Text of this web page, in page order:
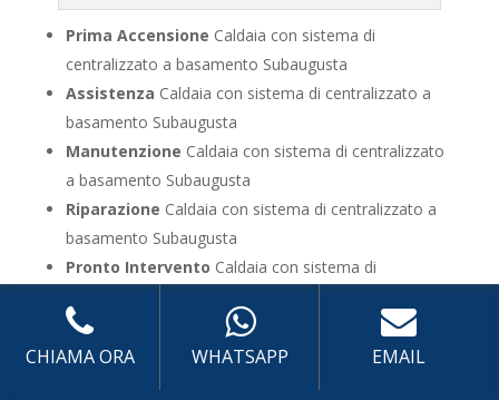
Prima Accensione Caldaia con sistema di
centralizzato a basamento Subaugusta
Assistenza Caldaia con sistema di centralizzato a
basamento Subaugusta
Manutenzione Caldaia con sistema di centralizzato
a basamento Subaugusta
Riparazione Caldaia con sistema di centralizzato a
basamento Subaugusta
Pronto Intervento Caldaia con sistema di
Sostituzione
Caldaia con sistema di centralizzato a
basamento Subaugusta
CHIAMA ORA WHATSAPP EMAIL